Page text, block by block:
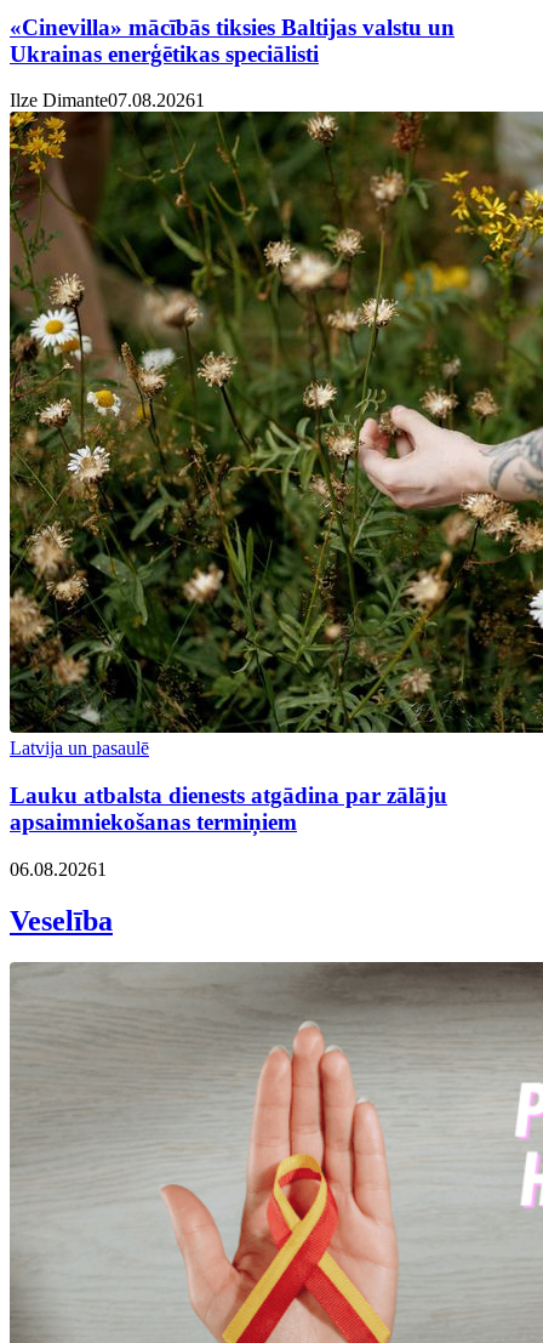
«Cinevilla» mācībās tiksies Baltijas valstu un
Ukrainas enerģētikas speciālisti
Ilze Dimante07.08.20261
Latvija un pasaulē
Lauku atbalsta dienests atgādina par zālāju
apsaimniekošanas termiņiem
06.08.20261
Veselība